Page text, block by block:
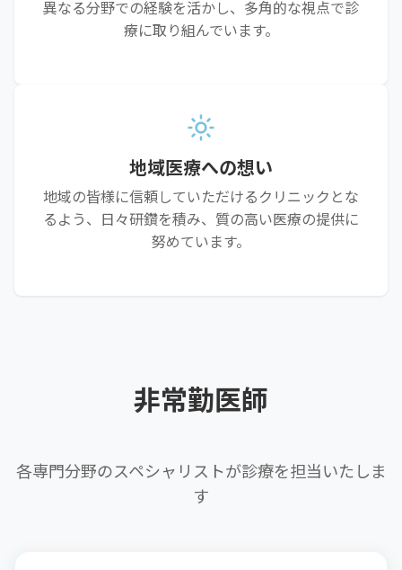
異なる分野での経験を活かし、多角的な視点で診
療に取り組んでいます。
地域医療への想い
地域の皆様に信頼していただけるクリニックとな
るよう、日々研鑽を積み、質の高い医療の提供に
努めています。
非常勤医師
各専門分野のスペシャリストが診療を担当いたしま
す